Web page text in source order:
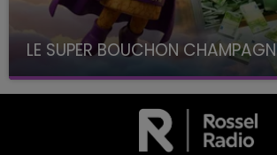
LE SUPER BOUCHON
avec La Famille Champagne FM, à